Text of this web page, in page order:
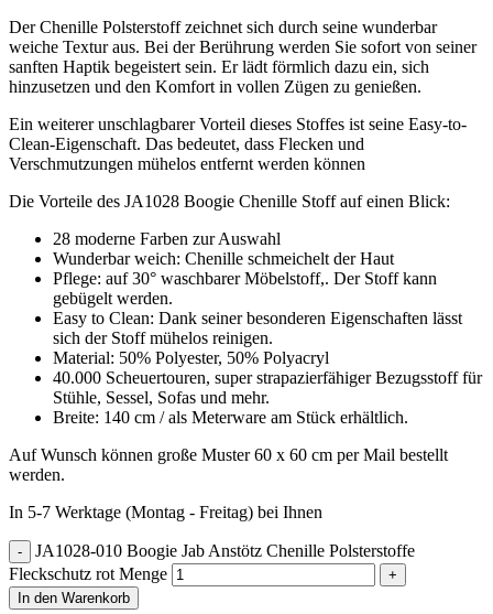
Der Chenille Polsterstoff zeichnet sich durch seine wunderbar
weiche Textur aus. Bei der Berührung werden Sie sofort von seiner
sanften Haptik begeistert sein. Er lädt förmlich dazu ein, sich
hinzusetzen und den Komfort in vollen Zügen zu genießen.
Ein weiterer unschlagbarer Vorteil dieses Stoffes ist seine Easy-to-
Clean-Eigenschaft. Das bedeutet, dass Flecken und
Verschmutzungen mühelos entfernt werden können
Die Vorteile des JA1028 Boogie Chenille Stoff auf einen Blick:
28 moderne Farben zur Auswahl
Wunderbar weich: Chenille schmeichelt der Haut
Pflege: auf 30° waschbarer Möbelstoff,. Der Stoff kann
gebügelt werden.
Easy to Clean: Dank seiner besonderen Eigenschaften lässt
sich der Stoff mühelos reinigen.
Material: 50% Polyester, 50% Polyacryl
40.000 Scheuertouren, super strapazierfähiger Bezugsstoff für
Stühle, Sessel, Sofas und mehr.
Breite: 140 cm / als Meterware am Stück erhältlich.
Auf Wunsch können große Muster 60 x 60 cm per Mail bestellt
werden.
In 5-7 Werktage (Montag - Freitag) bei Ihnen
JA1028-010 Boogie Jab Anstötz Chenille Polsterstoffe
Fleckschutz rot Menge
In den Warenkorb